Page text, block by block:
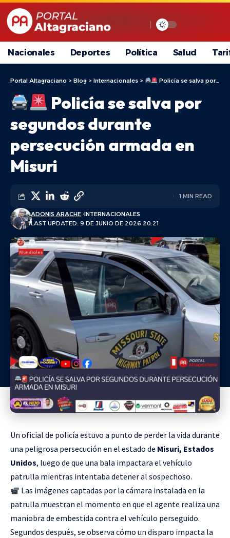
Nacionales Deportes Política Salud
Portal Altagraciano > Blog > Internacionales > Policía se salva por segundos durante persecución armada en Misuri
Policía se salva por
segundos durante
persecución armada en
Misuri
LAST UPDATED: 9 DE JUNIO DE 2026 20:21
ADONIS ARACHE INTERNACIONALES
1 MIN READ
Un oficial de policía estuvo a punto de perder la vida durante
una peligrosa persecución en el estado de Misuri, Estados
Unidos, luego de que una bala impactara el vehículo
patrulla mientras intentaba detener al sospechoso.
Las imágenes captadas por la cámara instalada en la
patrulla muestran el momento en que el agente realiza una
maniobra de embestida contra el vehículo perseguido.
Segundos después, se observa cómo un disparo impacta la